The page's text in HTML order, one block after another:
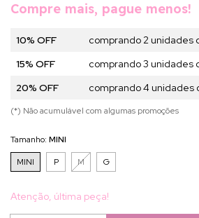
Compre mais, pague menos!
10% OFF
comprando 2 unidades
15% OFF
comprando 3 unidades
20% OFF
comprando 4 unidades
(*) Não acumulável com algumas promoções
Tamanho: MINI
MINI
P M G
Atenção, última peça!